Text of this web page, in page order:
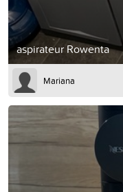
aspirateur Rowenta
Mariana